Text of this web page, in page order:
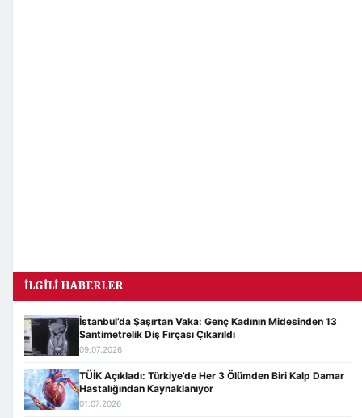
İLGILI HABERLER
İstanbul’da Şaşırtan Vaka: Genç Kadının Midesinden 13
Santimetrelik Diş Fırçası Çıkarıldı
09.07.2026
TÜİK Açıkladı: Türkiye’de Her 3 Ölümden Biri Kalp Damar
Hastalığından Kaynaklanıyor
01.07.2026